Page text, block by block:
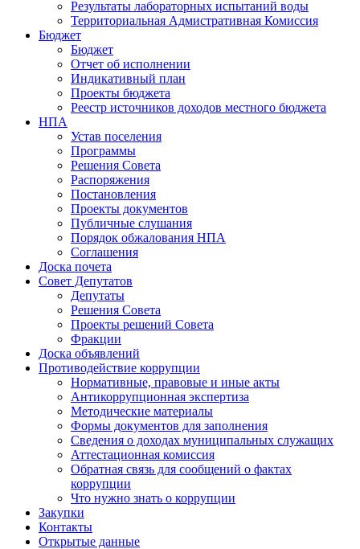
Результаты лабораторных испытаний воды
Территориальная Адмистративная Комиссия
Бюджет
Бюджет
Отчет об исполнении
Индикативный план
Проекты бюджета
Реестр источников доходов местного бюджета
НПА
Устав поселения
Программы
Решения Совета
Распоряжения
Постановления
Проекты документов
Публичные слушания
Порядок обжалования НПА
Соглашения
Доска почета
Совет Депутатов
Депутаты
Решения Совета
Проекты решений Совета
Фракции
Доска объявлений
Противодействие коррупции
Нормативные, правовые и иные акты
Антикоррупционная экспертиза
Методические материалы
Формы документов для заполнения
Сведения о доходах муниципальных служащих
Аттестационная комиссия
Обратная связь для сообщений о фактах
коррупции
Что нужно знать о коррупции
Закупки
Контакты
Открытые данные